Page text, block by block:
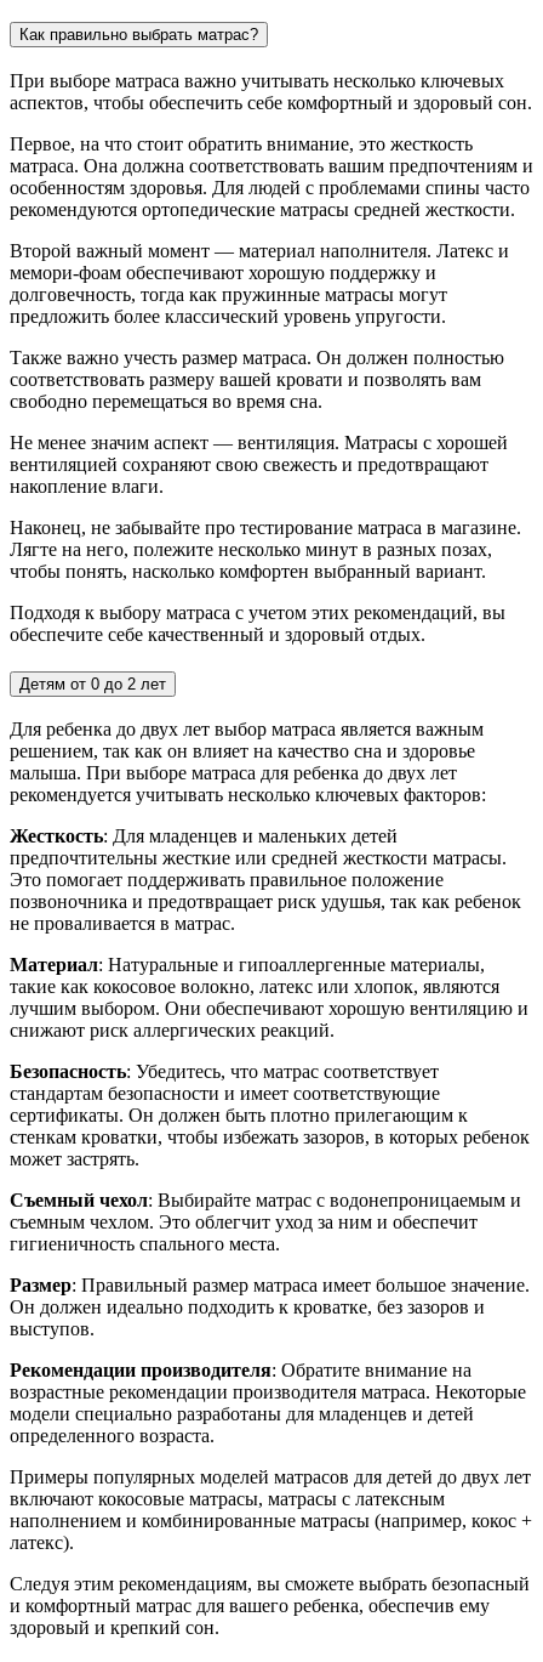
Как правильно выбрать матрас?
При выборе матраса важно учитывать несколько ключевых
аспектов, чтобы обеспечить себе комфортный и здоровый сон.
Первое, на что стоит обратить внимание, это жесткость
матраса. Она должна соответствовать вашим предпочтениям и
особенностям здоровья. Для людей с проблемами спины часто
рекомендуются ортопедические матрасы средней жесткости.
Второй важный момент — материал наполнителя. Латекс и
мемори-фоам обеспечивают хорошую поддержку и
долговечность, тогда как пружинные матрасы могут
предложить более классический уровень упругости.
Также важно учесть размер матраса. Он должен полностью
соответствовать размеру вашей кровати и позволять вам
свободно перемещаться во время сна.
Не менее значим аспект — вентиляция. Матрасы с хорошей
вентиляцией сохраняют свою свежесть и предотвращают
накопление влаги.
Наконец, не забывайте про тестирование матраса в магазине.
Лягте на него, полежите несколько минут в разных позах,
чтобы понять, насколько комфортен выбранный вариант.
Подходя к выбору матраса с учетом этих рекомендаций, вы
обеспечите себе качественный и здоровый отдых.
Детям от 0 до 2 лет
Для ребенка до двух лет выбор матраса является важным
решением, так как он влияет на качество сна и здоровье
малыша. При выборе матраса для ребенка до двух лет
рекомендуется учитывать несколько ключевых факторов:
Жесткость: Для младенцев и маленьких детей
предпочтительны жесткие или средней жесткости матрасы.
Это помогает поддерживать правильное положение
позвоночника и предотвращает риск удушья, так как ребенок
не проваливается в матрас.
Материал: Натуральные и гипоаллергенные материалы,
такие как кокосовое волокно, латекс или хлопок, являются
лучшим выбором. Они обеспечивают хорошую вентиляцию и
снижают риск аллергических реакций.
Безопасность: Убедитесь, что матрас соответствует
стандартам безопасности и имеет соответствующие
сертификаты. Он должен быть плотно прилегающим к
стенкам кроватки, чтобы избежать зазоров, в которых ребенок
может застрять.
Съемный чехол: Выбирайте матрас с водонепроницаемым и
съемным чехлом. Это облегчит уход за ним и обеспечит
гигиеничность спального места.
Размер: Правильный размер матраса имеет большое значение.
Он должен идеально подходить к кроватке, без зазоров и
выступов.
Рекомендации производителя: Обратите внимание на
возрастные рекомендации производителя матраса. Некоторые
модели специально разработаны для младенцев и детей
определенного возраста.
Примеры популярных моделей матрасов для детей до двух лет
включают кокосовые матрасы, матрасы с латексным
наполнением и комбинированные матрасы (например, кокос +
латекс).
Следуя этим рекомендациям, вы сможете выбрать безопасный
и комфортный матрас для вашего ребенка, обеспечив ему
здоровый и крепкий сон.